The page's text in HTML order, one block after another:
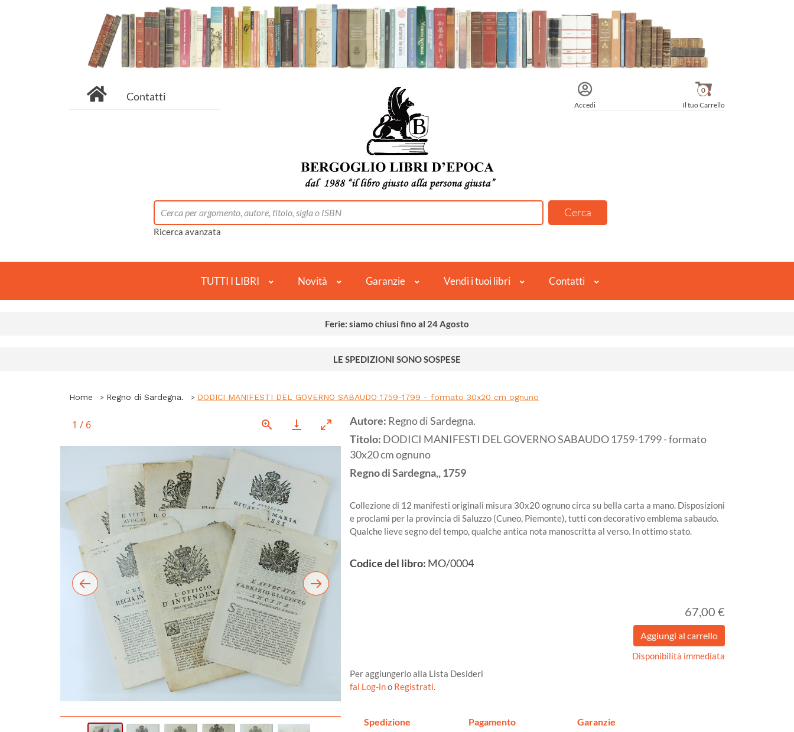
Contatti
Accedi Il tuo Carrello
0
Ricerca avanzata
TUTTI I LIBRI Novità Garanzie Vendi i tuoi libri Contatti
Ferie: siamo chiusi fino al 24 Agosto
LE SPEDIZIONI SONO SOSPESE
Home Regno di Sardegna. DODICI MANIFESTI DEL GOVERNO SABAUDO 1759-1799 - formato 30x20 cm ognuno
1 / 6 Autore: Regno di Sardegna.
Titolo: DODICI MANIFESTI DEL GOVERNO SABAUDO 1759-1799 - formato
30x20 cm ognuno
Regno di Sardegna,,1759
Collezione di 12 manifesti originali misura 30x20 ognuno circa su bella carta a mano. Disposizioni
e proclami per la provincia di Saluzzo (Cuneo, Piemonte), tutti con decorativo emblema sabaudo.
Qualche lieve segno del tempo, qualche antica nota manoscritta al verso. In ottimo stato.
Codice del libro: MO/0004
67,00 €
Disponibilità immediata
Per aggiungerlo alla Lista Desideri
fai Log-ino Registrati.
Spedizione Pagamento Garanzie